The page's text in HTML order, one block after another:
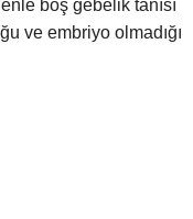
boş gebelik tanısı
ve embriyo olmadığı